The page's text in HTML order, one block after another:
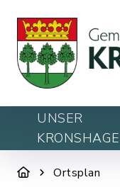
UNSER
Ortsplan